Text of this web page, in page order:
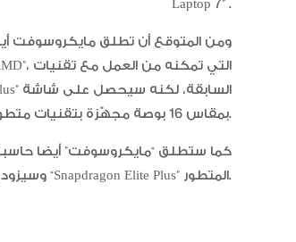
Laptop 7” .
ومن المتوقع أن تطلق مايكروسوفت
بمقاس 16 بوصة مجهّزة بتقنيات متطورة لحماية العين من الأشعة الضارة.
أجهزة “Surface Dock”، وسيزود بمعالج “Snapdragon Elite Plus” المتطور.